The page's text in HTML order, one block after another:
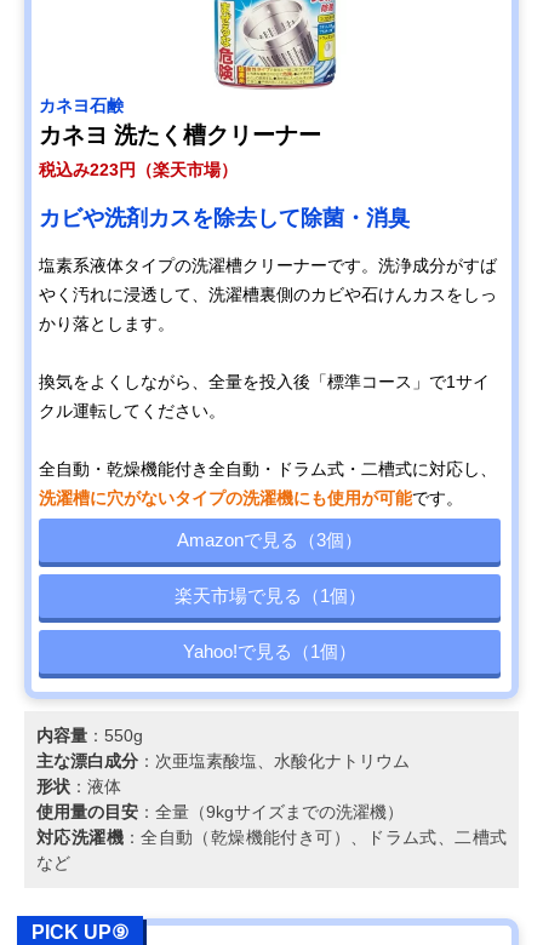
カネヨ石鹸
カネヨ 洗たく槽クリーナー
税込み223円（楽天市場）
カビや洗剤カスを除去して除菌・消臭
塩素系液体タイプの洗濯槽クリーナーです。洗浄成分がすば
やく汚れに浸透して、洗濯槽裏側のカビや石けんカスをしっ
かり落とします。
換気をよくしながら、全量を投入後「標準コース」で1サイ
クル運転してください。
全自動・乾燥機能付き全自動・ドラム式・二槽式に対応し、
洗濯槽に穴がないタイプの洗濯機にも使用が可能です。
Amazonで見る（3個）
楽天市場で見る（1個）
Yahoo!で見る（1個）
内容量 ：550g
主な漂白成分 ：次亜塩素酸塩、水酸化ナトリウム
形状 ：液体
使用量の目安 ：全量（9kgサイズまでの洗濯機）
対応洗濯機：全自動（乾燥機能付き可）、ドラム式、二槽式
など
PICK UP⑨